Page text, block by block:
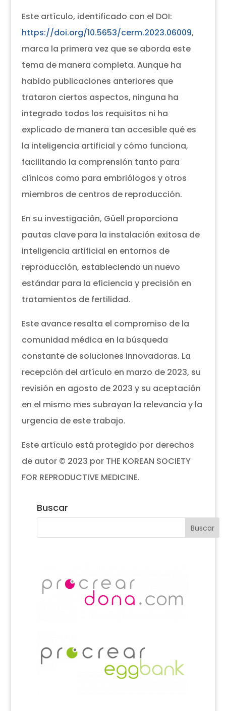
Este artículo, identificado con el DOI:
https://doi.org/10.5653/cerm.2023.06009,
marca la primera vez que se aborda este
tema de manera completa. Aunque ha
habido publicaciones anteriores que
trataron ciertos aspectos, ninguna ha
integrado todos los requisitos ni ha
explicado de manera tan accesible qué es
la inteligencia artificial y cómo funciona,
facilitando la comprensión tanto para
clínicos como para embriólogos y otros
miembros de centros de reproducción.
En su investigación, Güell proporciona
pautas clave para la instalación exitosa de
inteligencia artificial en entornos de
reproducción, estableciendo un nuevo
estándar para la eficiencia y precisión en
tratamientos de fertilidad.
Este avance resalta el compromiso de la
comunidad médica en la búsqueda
constante de soluciones innovadoras. La
recepción del artículo en marzo de 2023, su
revisión en agosto de 2023 y su aceptación
en el mismo mes subrayan la relevancia y la
urgencia de este trabajo.
Este artículo está protegido por derechos
de autor © 2023 por THE KOREAN SOCIETY
FOR REPRODUCTIVE MEDICINE.
Buscar